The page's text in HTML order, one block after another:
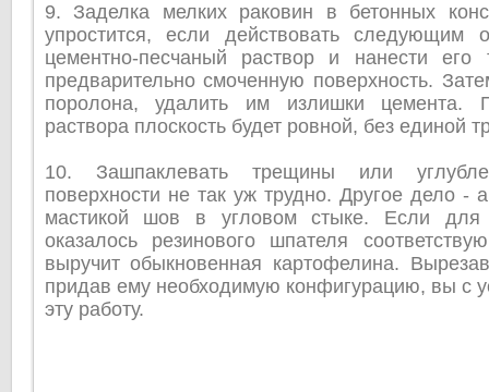
9. Заделка мелких раковин в бетонных
упростится, если действовать следующим
цементно-песчаный раствор и нанести
предварительно смоченную поверхность.
поролона, удалить им излишки цемента.
раствора плоскость будет ровной, без единой
10. Зашпаклевать трещины или
поверхности не так уж трудно. Другое дело -
мастикой шов в угловом стыке. Если для
оказалось резинового шпателя
выручит обыкновенная картофелина.
придав ему необходимую конфигурацию, вы с
эту работу.